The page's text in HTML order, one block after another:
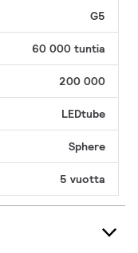
G5
60 000 tuntia
200 000
LEDtube
Sphere
5 vuotta